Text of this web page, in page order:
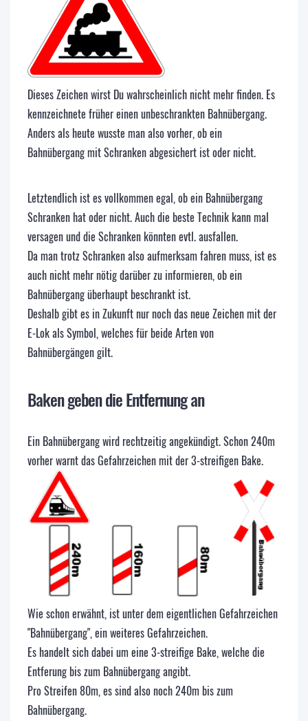
Dieses Zeichen wirst Du wahrscheinlich nicht mehr finden. Es
kennzeichnete früher einen unbeschrankten Bahnübergang.
Anders als heute wusste man also vorher, ob ein
Bahnübergang mit Schranken abgesichert ist oder nicht.
Letztendlich ist es vollkommen egal, ob ein Bahnübergang
Schranken hat oder nicht. Auch die beste Technik kann mal
versagen und die Schranken könnten evtl. ausfallen.
Da man trotz Schranken also aufmerksam fahren muss, ist es
auch nicht mehr nötig darüber zu informieren, ob ein
Bahnübergang überhaupt beschrankt ist.
Deshalb gibt es in Zukunft nur noch das neue Zeichen mit der
E-Lok als Symbol, welches für beide Arten von
Bahnübergängen gilt.
Baken geben die Entfernung an
Ein Bahnübergang wird rechtzeitig angekündigt. Schon 240m
vorher warnt das Gefahrzeichen mit der 3-streifigen Bake.
Wie schon erwähnt, ist unter dem eigentlichen Gefahrzeichen
"Bahnübergang", ein weiteres Gefahrzeichen.
Es handelt sich dabei um eine 3-streifige Bake, welche die
Entferung bis zum Bahnübergang angibt.
Pro Streifen 80m, es sind also noch 240m bis zum
Bahnübergang.